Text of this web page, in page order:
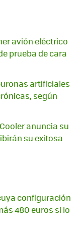
avión eléctrico
prueba de cara
artificiales
según
anuncia su
su exitosa
configuración
480 euros si lo